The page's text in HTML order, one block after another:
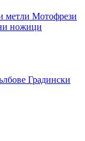
метли Мотофрези
ножици
Градински